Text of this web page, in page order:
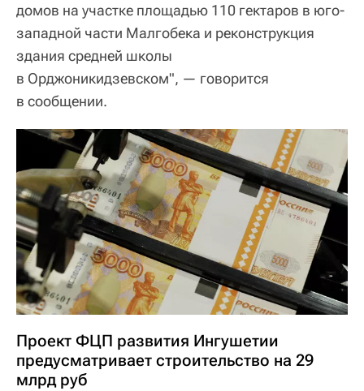
домов на участке площадью 110 гектаров в юго-
западной части Малгобека и реконструкция
здания средней школы
в Орджоникидзевском", — говорится
в сообщении.
Проект ФЦП развития Ингушетии
предусматривает строительство на 29
млрд руб